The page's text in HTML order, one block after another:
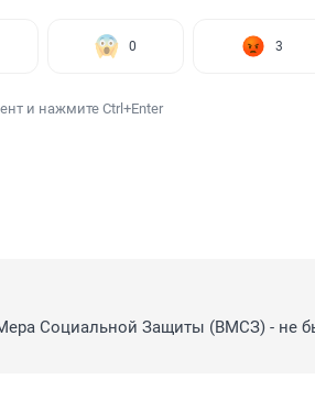
0 3
и нажмите Ctrl+Enter
Социальной Защиты (ВМСЗ) - не